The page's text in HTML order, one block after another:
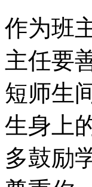
作为班
主任要
短师生
生身上
多鼓励